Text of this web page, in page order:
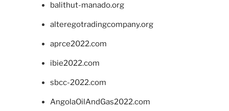
balithut-manado.org
alteregotradingcompany.org
aprce2022.com
ibie2022.com
sbcc-2022.com
AngolaOilAndGas2022.com